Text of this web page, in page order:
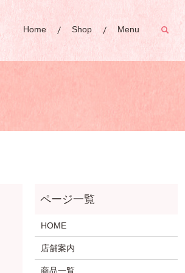
Home Shop Menu
HOME
店舗案内
商品一覧